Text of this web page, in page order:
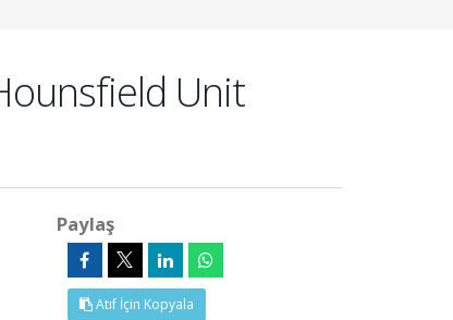
Unit
Paylaş
Atıf İçin Kopyala